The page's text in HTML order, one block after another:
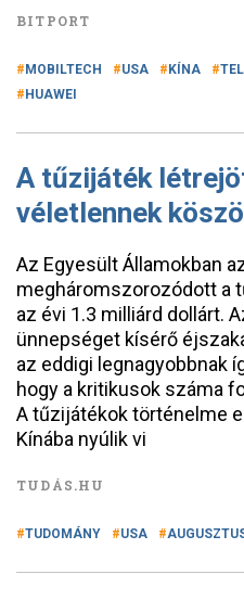
BITPORT
MOBILTECH USA KÍNA
HUAWEI
A tűzijáték
véletlennek
Az Egyesült Államokban
megháromszorozódott a
az évi 1.3 milliárd dollárt.
ünnepséget kísérő
az eddigi legnagyobbnak
hogy a kritikusok száma
A tűzijátékok történelme
Kínába nyúlik vi
TUDÁS.HU
TUDOMÁNY USA